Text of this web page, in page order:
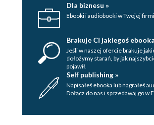
Dla biznesu »
Ebooki i audiobooki w Twojej
Brakuje Ci jakiegoś
Jeśli w naszej ofercie brakuje
dołożymy starań, by jak
pojawił.
Self publishing »
Napisałeś ebooka lub nagrałeś
Dołącz do nas i sprzedawaj go w